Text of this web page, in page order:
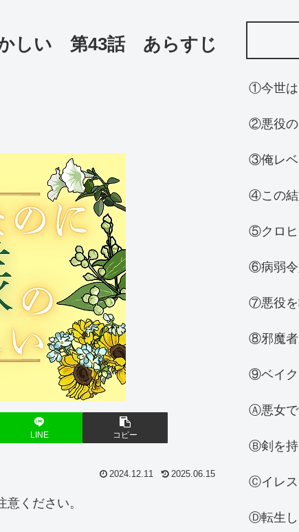
かしい 第43話 あらすじ
LINE コピー
2024.12.11 2025.06.15
ください。
①今世は
②悪役の
③俺レベ
④この結
⑤クロヒ
⑥病弱令
⑦悪役を
⑧邪魔者
⑨ベイク
Ⓐ悪女で
Ⓑ剣を持
Ⓒイレス
Ⓓ転生し